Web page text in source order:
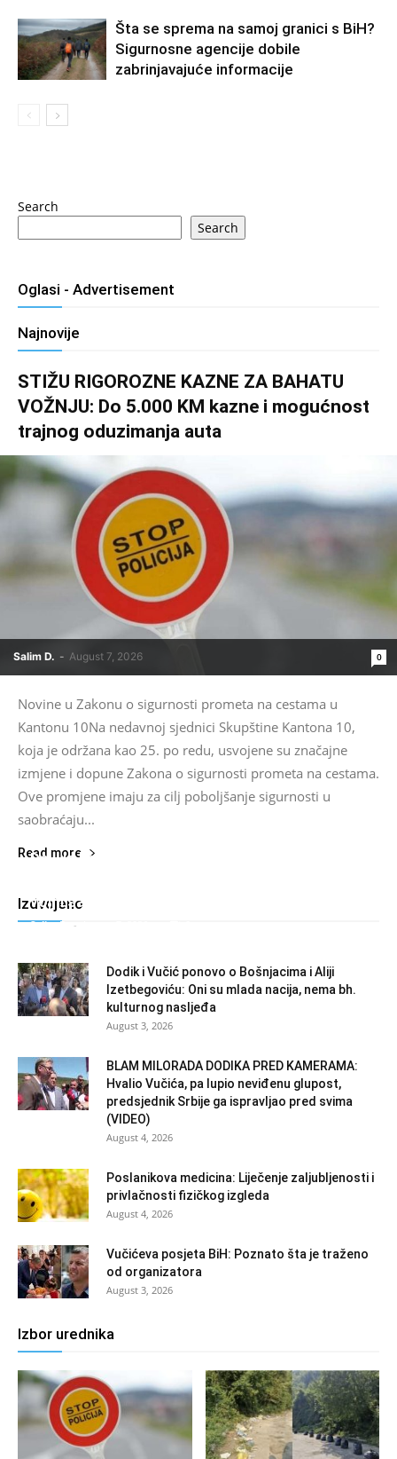
Šta se sprema na samoj granici s BiH?
Sigurnosne agencije dobile
zabrinjavajuće informacije
Search
Search
Oglasi - Advertisement
Najnovije
STIŽU RIGOROZNE KAZNE ZA BAHATU
VOŽNJU: Do 5.000 KM kazne i mogućnost
trajnog oduzimanja auta
Salim D. - August 7, 2026 0
Novine u Zakonu o sigurnosti prometa na cestama u
Kantonu 10Na nedavnoj sjednici Skupštine Kantona 10,
koja je održana kao 25. po redu, usvojene su značajne
izmjene i dopune Zakona o sigurnosti prometa na cestama.
Ove promjene imaju za cilj poboljšanje sigurnosti u
saobraćaju...
Read more
Izdvojeno
Da li je kreiran muslimanski NATO: Turska,
vojni savez!
Salim D. -
Dodik i Vučić ponovo o Bošnjacima i Aliji
Izetbegoviću: Oni su mlada nacija, nema bh.
kulturnog nasljeđa
August 3, 2026
BLAM MILORADA DODIKA PRED KAMERAMA:
Hvalio Vučića, pa lupio neviđenu glupost,
predsjednik Srbije ga ispravljao pred svima
(VIDEO)
August 4, 2026
Poslanikova medicina: Liječenje zaljubljenosti i
privlačnosti fizičkog izgleda
August 4, 2026
Vučićeva posjeta BiH: Poznato šta je traženo
od organizatora
August 3, 2026
Izbor urednika